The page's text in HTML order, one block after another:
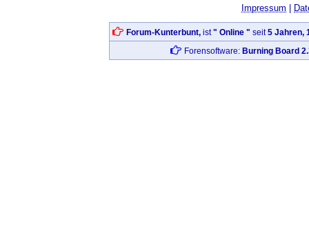
Impressum
Forum-Kunterbunt,ist" Online " seit5 Jahren,
Forensoftware: Burning Board